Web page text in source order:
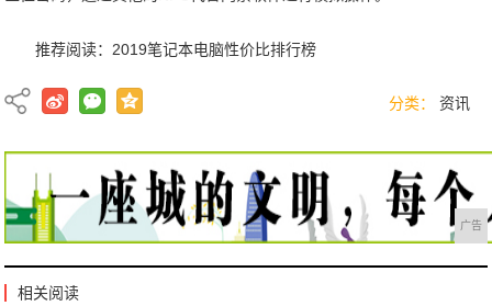
推荐阅读： 2019笔记本电脑性价比排行榜
分类： 资讯
广告
相关阅读